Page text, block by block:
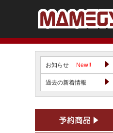
お知らせ New!!
過去の新着情報